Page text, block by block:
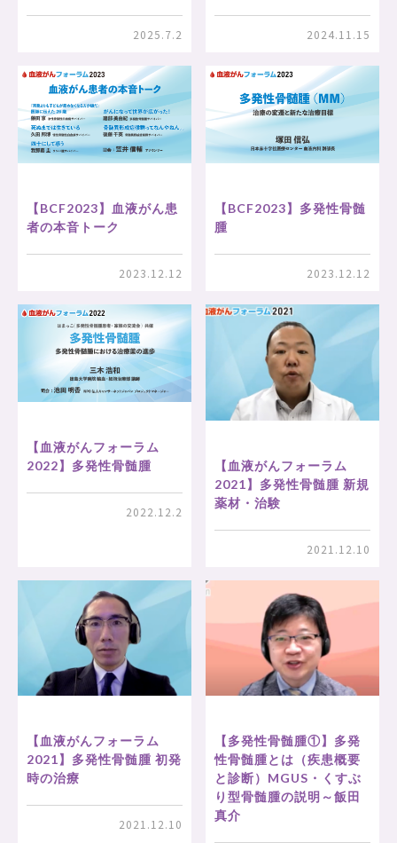
2025.7.2 2024.11.15
【BCF2023】血液がん患
者の本音トーク
2023.12.12
【BCF2023】多発性骨髄
腫
2023.12.12
【血液がんフォーラム
2022】多発性骨髄腫
2022.12.2
【血液がんフォーラム
2021】多発性骨髄腫 新規
薬材・治験
2021.12.10
【血液がんフォーラム
2021】多発性骨髄腫 初発
時の治療
2021.12.10
【多発性骨髄腫①】多発
性骨髄腫とは（疾患概要
と診断）MGUS・くすぶ
り型骨髄腫の説明～飯田
真介